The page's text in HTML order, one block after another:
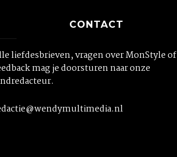
CONTACT
liefdesbrieven, vragen over MonStyle of
mag je doorsturen naar onze